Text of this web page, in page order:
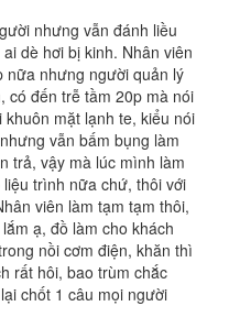
nhưng vẫn đánh liều
dè hơi bị kinh. Nhân viên
nữa nhưng người quản lý
có đến trễ tầm 20p mà nói
mặt lạnh te, kiểu nói
vẫn bấm bụng làm
trả, vậy mà lúc mình làm
trình nữa chứ, thôi với
viên làm tạm tạm thôi,
ạ, đồ làm cho khách
nồi cơm điện, khăn thì
rất hôi, bao trùm chắc
chốt 1 câu mọi người